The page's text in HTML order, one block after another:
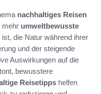
nachhaltiges Reisen
mehr umweltbewusste
die Natur während ihrer
und der steigende
Auswirkungen auf die
bewusstere
Reisetipps helfen